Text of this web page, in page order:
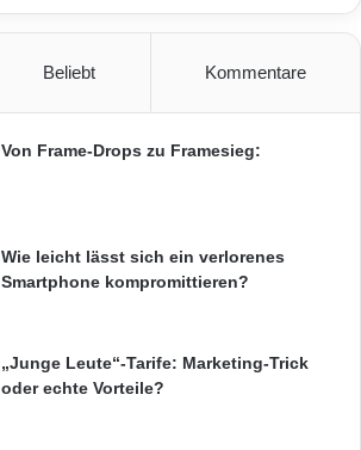
Beliebt Kommentare
Von Frame-Drops zu Framesieg:
Wie leicht lässt sich ein verlorenes
Smartphone kompromittieren?
„Junge Leute“-Tarife: Marketing-Trick
oder echte Vorteile?